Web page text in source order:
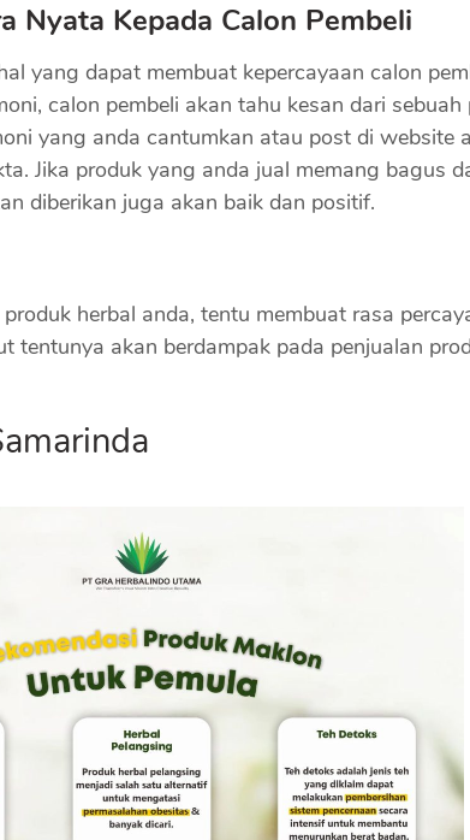
Nyata Kepada Calon Pembeli
yang dapat membuat kepercayaan calon
calon pembeli akan tahu kesan dari sebuah
yang anda cantumkan atau post di website
Jika produk yang anda jual memang bagus
diberikan juga akan baik dan positif.
herbal anda, tentu membuat rasa
tentunya akan berdampak pada penjualan